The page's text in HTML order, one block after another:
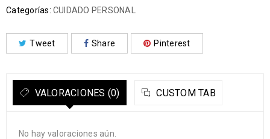
Categorías: CUIDADO PERSONAL
Tweet Share Pinterest
VALORACIONES (0) CUSTOM TAB
No hay valoraciones aún.